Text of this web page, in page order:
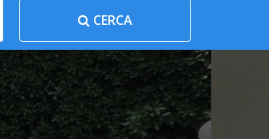
CERCA